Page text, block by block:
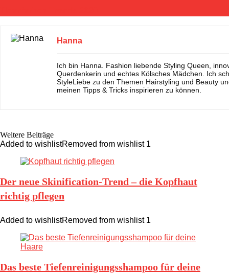
Hanna
Ich bin Hanna. Fashion liebende Styling Queen,
Querdenkerin und echtes Kölsches Mädchen. Ich
StyleLiebe zu den Themen Hairstyling und Beauty
meinen Tipps & Tricks inspirieren zu können.
Weitere Beiträge
Added to wishlistRemoved from wishlist 1
Der neue Skinification-Trend – die Kopfhaut
richtig pflegen
Added to wishlistRemoved from wishlist 1
Das beste Tiefenreinigungsshampoo für deine